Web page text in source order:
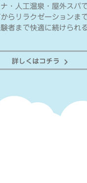
・人工温泉・屋外スパ
らリラクゼーションま
者まで快適に続けられ
詳しくはコチラ